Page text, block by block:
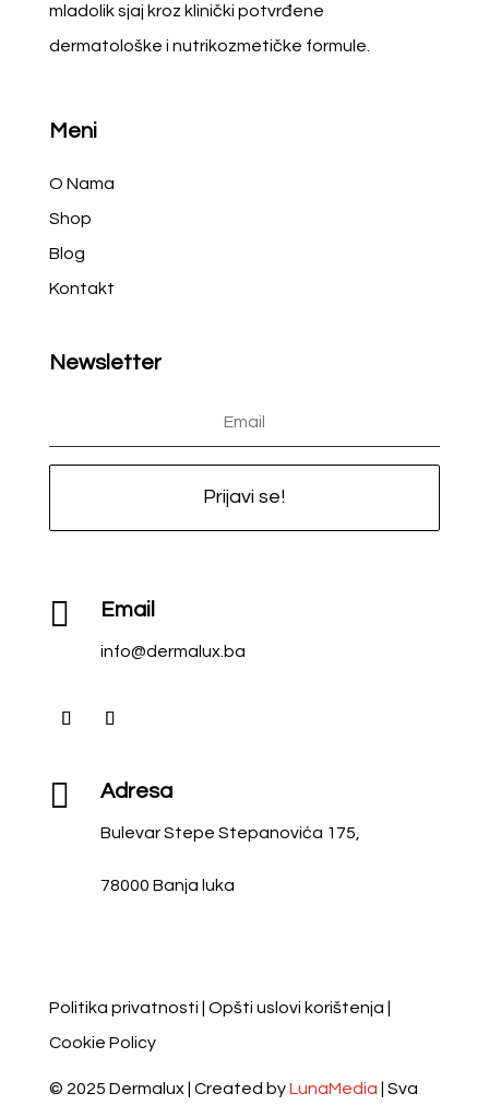
mladolik sjaj kroz klinički potvrđene
dermatološke i nutrikozmetičke formule.
Meni
O Nama
Shop
Blog
Kontakt
Newsletter
Prijavi se!
 Email
info@dermalux.ba
 Adresa
Bulevar Stepe Stepanovića 175,
78000 Banja luka
Politika privatnosti | Opšti uslovi korištenja |
Cookie Policy
© 2025 Dermalux | Created byLunaMedia | Sva